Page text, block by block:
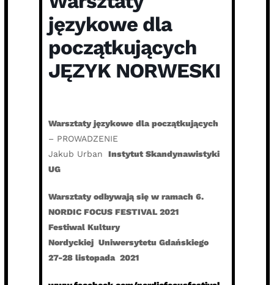
językowe dla
początkujących
JĘZYK NORWESKI
Warsztaty językowe dla początkujących
– PROWADZENIE
Jakub Urban
Instytut Skandynawistyki
UG
Warsztaty odbywają się w ramach 6.
NORDIC FOCUS FESTIVAL 2021
Festiwal Kultury
Nordyckiej Uniwersytetu Gdańskiego
27-28 listopada 2021